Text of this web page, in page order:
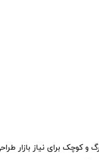
کوچک برای نیاز بازار